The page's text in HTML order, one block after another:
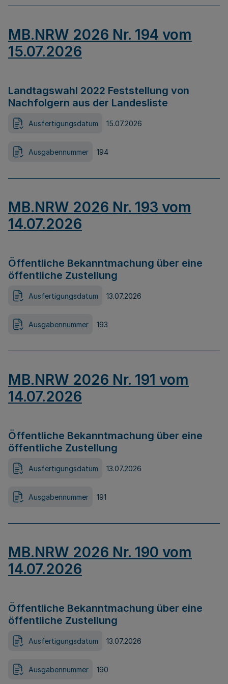
MB.NRW 2026 Nr. 194 vom
15.07.2026
Landtagswahl 2022 Feststellung von
Nachfolgern aus der Landesliste
Ausfertigungsdatum 15.07.2026
Ausgabennummer 194
MB.NRW 2026 Nr. 193 vom
14.07.2026
Öffentliche Bekanntmachung über eine
öffentliche Zustellung
Ausfertigungsdatum 13.07.2026
Ausgabennummer 193
MB.NRW 2026 Nr. 191 vom
14.07.2026
Öffentliche Bekanntmachung über eine
öffentliche Zustellung
Ausfertigungsdatum 13.07.2026
Ausgabennummer 191
MB.NRW 2026 Nr. 190 vom
14.07.2026
Öffentliche Bekanntmachung über eine
öffentliche Zustellung
Ausfertigungsdatum 13.07.2026
Ausgabennummer 190